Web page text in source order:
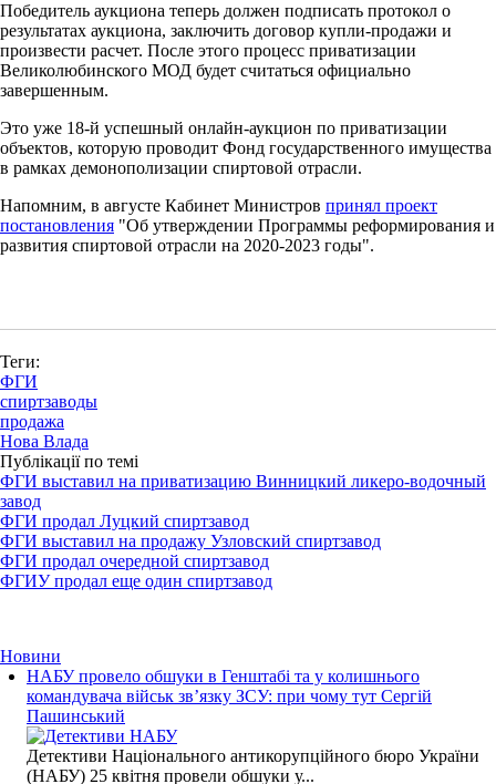
Победитель аукциона теперь должен подписать протокол о
результатах аукциона, заключить договор купли-продажи и
произвести расчет. После этого процесс приватизации
Великолюбинского МОД будет считаться официально
завершенным.
Это уже 18-й успешный онлайн-аукцион по приватизации
объектов, которую проводит Фонд государственного имущества
в рамках демонополизации спиртовой отрасли.
Напомним, в августе Кабинет Министров принял проект
постановления "Об утверждении Программы реформирования и
развития спиртовой отрасли на 2020-2023 годы".
Теги:
ФГИ
спиртзаводы
продажа
Нова Влада
Публікації по темі
ФГИ выставил на приватизацию Винницкий ликеро-водочный
завод
ФГИ продал Луцкий спиртзавод
ФГИ выставил на продажу Узловский спиртзавод
ФГИ продал очередной спиртзавод
ФГИУ продал еще один спиртзавод
Новини
НАБУ провело обшуки в Генштабі та у колишнього
командувача військ зв’язку ЗСУ: при чому тут Сергій
Пашинський
Детективи Національного антикорупційного бюро України
(НАБУ) 25 квітня провели обшуки у...